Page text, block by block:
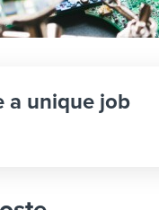
a unique job